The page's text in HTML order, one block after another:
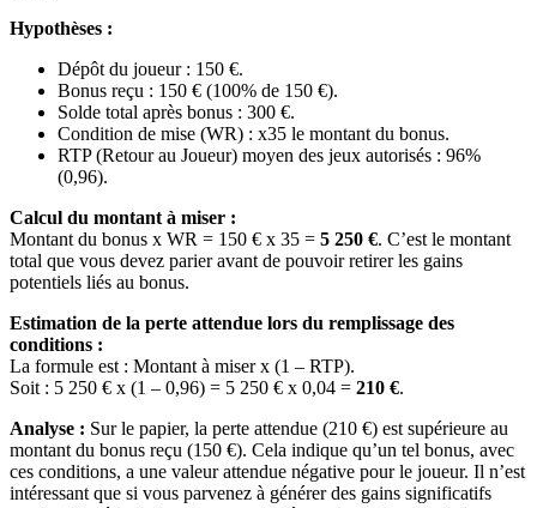
Hypothèses :
Dépôt du joueur : 150 €.
Bonus reçu : 150 € (100% de 150 €).
Solde total après bonus : 300 €.
Condition de mise (WR) : x35 le montant du bonus.
RTP (Retour au Joueur) moyen des jeux autorisés : 96%
(0,96).
Calcul du montant à miser :
Montant du bonus x WR = 150 € x 35 = 5 250 €. C’est le montant
total que vous devez parier avant de pouvoir retirer les gains
potentiels liés au bonus.
Estimation de la perte attendue lors du remplissage des
conditions :
La formule est : Montant à miser x (1 – RTP).
Soit : 5 250 € x (1 – 0,96) = 5 250 € x 0,04 = 210 €.
Analyse : Sur le papier, la perte attendue (210 €) est supérieure au
montant du bonus reçu (150 €). Cela indique qu’un tel bonus, avec
ces conditions, a une valeur attendue négative pour le joueur. Il n’est
intéressant que si vous parvenez à générer des gains significatifs